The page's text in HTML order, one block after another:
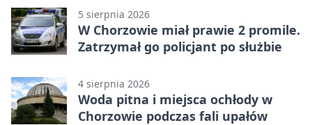
5 sierpnia 2026
W Chorzowie miał prawie 2 promile.
Zatrzymał go policjant po służbie
4 sierpnia 2026
Woda pitna i miejsca ochłody w
Chorzowie podczas fali upałów